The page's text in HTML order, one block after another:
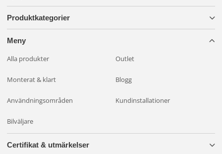
Produktkategorier
Meny
Alla produkter Outlet
Monterat & klart Blogg
Användningsområden Kundinstallationer
Bilväljare
Certifikat & utmärkelser